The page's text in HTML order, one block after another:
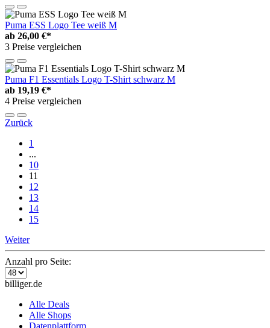
Puma ESS Logo Tee weiß M
ab 26,00 €*
3 Preise vergleichen
Puma F1 Essentials Logo T-Shirt schwarz M
ab 19,19 €*
4 Preise vergleichen
Zurück
1
...
10
11
12
13
14
15
Weiter
Anzahl pro Seite:
billiger.de
Alle Deals
Alle Shops
Datenplattform